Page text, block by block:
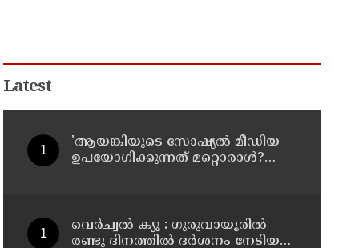
Latest
'ആയങ്കിയുടെ സോഷ്യൽ മീഡിയ
ഉപയോഗിക്കുന്നത് മറ്റൊരാൾ?
വെർച്വൽ ക്യൂ : ഗുരുവായൂരിൽ
രണ്ടു ദിനത്തിൽ ദർശനം നേടിയത്